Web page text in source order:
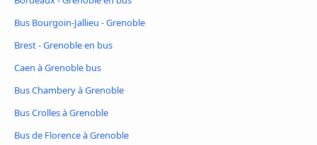
Bus Bourgoin-Jallieu - Grenoble
Brest - Grenoble en bus
Caen à Grenoble bus
Bus Chambery à Grenoble
Bus Crolles à Grenoble
Bus de Florence à Grenoble